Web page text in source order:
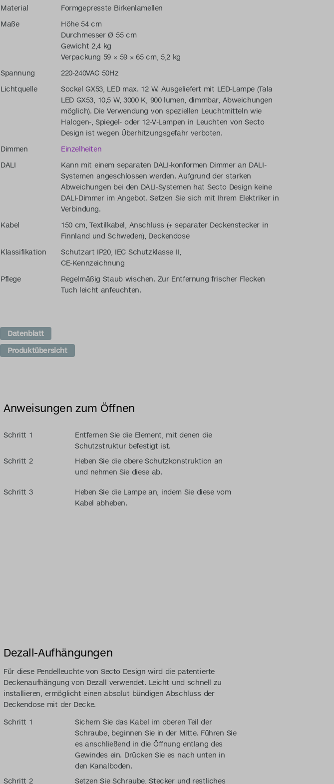
Material
Formgepresste Birkenlamellen
Maße
Höhe 54 cm
Durchmesser Ø 55 cm
Gewicht 2,4 kg
Verpackung 59 × 59 × 65 cm, 5,2 kg
Spannung
220-240VAC 50Hz
Lichtquelle
Sockel GX53, LED max. 12 W. Ausgeliefert mit LED-Lampe (Tala
LED GX53, 10,5 W, 3000 K, 900 lumen, dimmbar, Abweichungen
möglich). Die Verwendung von speziellen Leuchtmitteln wie
Halogen-, Spiegel- oder 12-V-Lampen in Leuchten von Secto
Design ist wegen Überhitzungsgefahr verboten.
Dimmen
Einzelheiten
DALI
Kann mit einem separaten DALI-konformen Dimmer an DALI-
Systemen angeschlossen werden. Aufgrund der starken
Abweichungen bei den DALI-Systemen hat Secto Design keine
DALI-Dimmer im Angebot. Setzen Sie sich mit Ihrem Elektriker in
Verbindung.
Kabel
150 cm, Textilkabel, Anschluss (+ separater Deckenstecker in
Finnland und Schweden), Deckendose
Klassifikation
Schutzart IP20, IEC Schutzklasse II,
CE-Kennzeichnung
Pflege
Regelmäßig Staub wischen. Zur Entfernung frischer Flecken
Tuch leicht anfeuchten.
Datenblatt
Produktübersicht
Anweisungen zum Öffnen
Schritt 1
Entfernen Sie die Element, mit denen die
Schutzstruktur befestigt ist.
Schritt 2
Heben Sie die obere Schutzkonstruktion an
und nehmen Sie diese ab.
Schritt 3
Heben Sie die Lampe an, indem Sie diese vom
Kabel abheben.
Dezall-Aufhängungen
Für diese Pendelleuchte von Secto Design wird die patentierte
Deckenaufhängung von Dezall verwendet. Leicht und schnell zu
installieren, ermöglicht einen absolut bündigen Abschluss der
Deckendose mit der Decke.
Schritt 1
Sichern Sie das Kabel im oberen Teil der
Schraube, beginnen Sie in der Mitte. Führen Sie
es anschließend in die Öffnung entlang des
Gewindes ein. Drücken Sie es nach unten in
den Kanalboden.
Schritt 2
Setzen Sie Schraube, Stecker und restliches